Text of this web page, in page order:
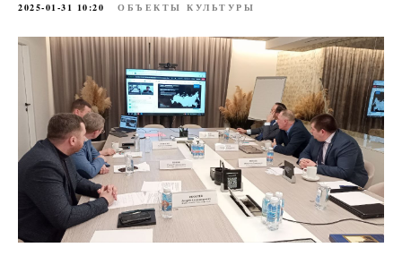
2025-01-31 10:20 ОБЪЕКТЫ КУЛЬТУРЫ